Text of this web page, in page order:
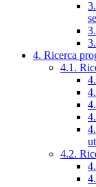
4. Ricerca
4.1.
4.2.